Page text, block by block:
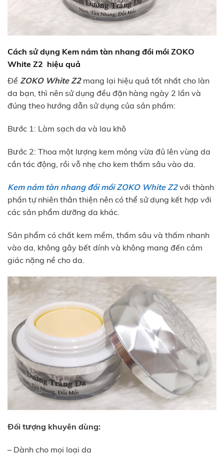
Cách sử dụng Kem nám tàn nhang đồi mồi ZOKO
White Z2 hiệu quả
Để ZOKO White Z2 mang lại hiệu quả tốt nhất cho làn
da bạn, thì nên sử dụng đều đặn hàng ngày 2 lần và
đúng theo hướng dẫn sử dụng của sản phầm:
Bước 1: Làm sạch da và lau khô
Bước 2: Thoa một lượng kem mỏng vừa đủ lên vùng da
cần tác động, rồi vỗ nhẹ cho kem thấm sâu vào da.
Kem nám tàn nhang đồi mồi ZOKO White Z2với thành
phần tự nhiên thân thiện nên có thể sử dụng kết hợp với
các sản phẩm dưỡng da khác.
Sản phẩm có chất kem mềm, thấm sâu và thấm nhanh
vào da, không gây bết dính và không mang đến cảm
giác nặng nề cho da.
Đối tượng khuyên dùng:
– Dành cho mọi loại da